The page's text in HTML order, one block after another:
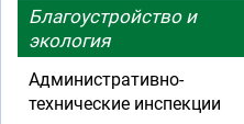
Благоустройство и
экология
Административно-
технические инспекции